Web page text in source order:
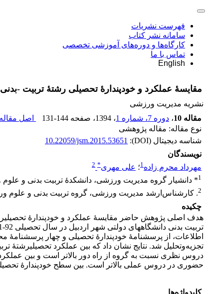
فهرست نشریات
سامانه نشر کتاب
کارگاه‌ها و دوره‌های آموزشی تخصصی
تماس با ما
English
مقایسۀ عملکرد و خود‌پندارۀ تحصیلی رشتۀ تربیت -
نشریه مدیریت ورزشی
مقاله 10
، دوره 7، شماره 1 ، 1394 ، صفحه 131-144 اصل
نوع مقاله: مقاله پژوهشی
شناسه دیجیتال (DOI):
10.22059/jsm.2015.53651
نویسندگان
مهرداد محرم زاده1؛ علی مهری*
2
1* دانشیار گروه مدیریت ورزشی، دانشکدۀ تربیت ‌بدنی و علوم
2. کارشناس‌ارشد مدیریت ورزشی، گروه تربیت ‌بدنی و علوم
چکیده
هدف اصلی پژوهش حاضر مقایسۀ عملکرد و خودپندارۀ
تجزیه‌وتحلیل شد. نتایج نشان داد که بین عملکرد
دروس نظری نسبت به گروه از راه دور بالاتر است و بین
حضوری در دروس عملی بالاتر است. بین سطح خودپندارۀ
کلیدواژه‌ها